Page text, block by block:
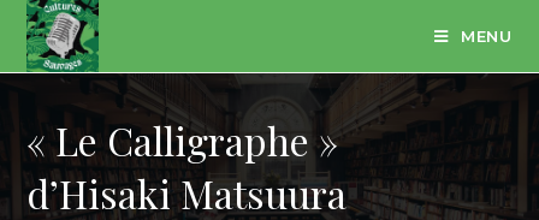
Skip
content
MENU
« Le Calligraphe »
d’Hisaki Matsuura